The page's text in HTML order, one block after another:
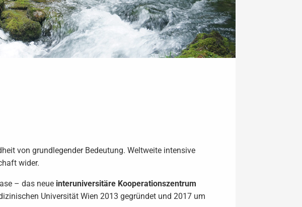
von grundlegender Bedeutung. Weltweite intensive
wider.
– das neue interuniversitäre Kooperationszentrum
Universität Wien 2013 gegründet und 2017 um